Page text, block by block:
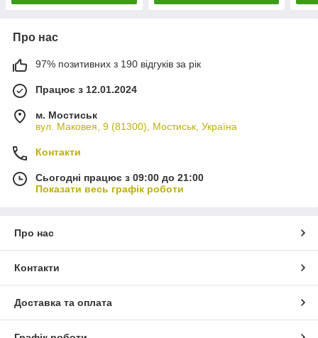
Про нас
97% позитивних з 190 відгуків за рік
Працює з 12.01.2024
м. Мостиськ
вул. Маковея, 9 (81300), Мостиськ, Україна
Контакти
Сьогодні працює з 09:00 до 21:00
Показати весь графік роботи
Про нас
Контакти
Доставка та оплата